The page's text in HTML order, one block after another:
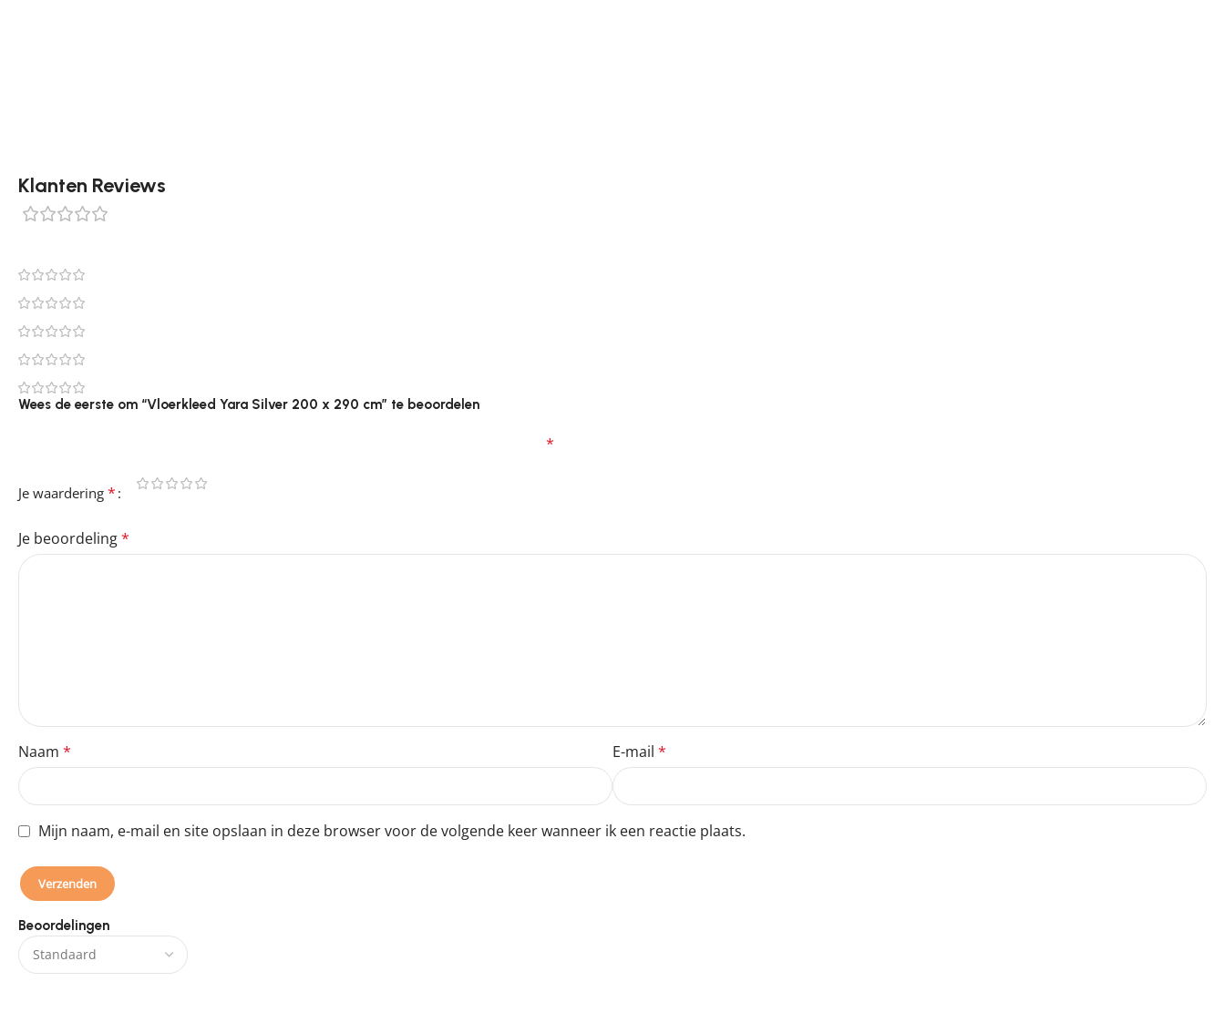
Klanten Reviews
Beoordelingen
Wees de eerste om “Vloerkleed Yara Silver 200 x 290 cm” te beoordelen
*
Je waardering *
Je beoordeling*
Naam * E-mail *
Mijn naam, e-mail en site opslaan in deze browser voor de volgende keer wanneer ik een reactie plaats.